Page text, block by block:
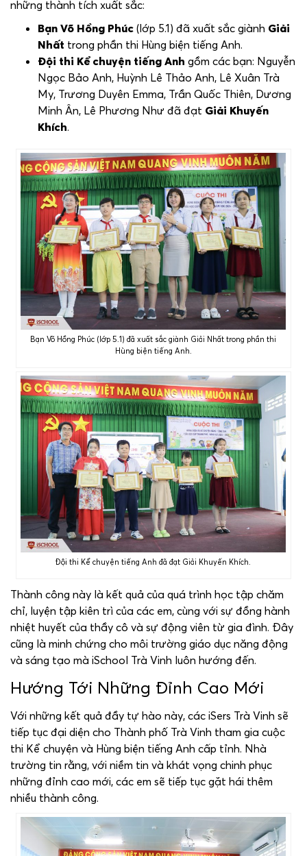
những thành tích xuất sắc:
Bạn Võ Hồng Phúc (lớp 5.1) đã xuất sắc giành Giải
Nhất trong phần thi Hùng biện tiếng Anh.
Đội thi Kể chuyện tiếng Anh gồm các bạn: Nguyễn
Ngọc Bảo Anh, Huỳnh Lê Thảo Anh, Lê Xuân Trà
My, Trương Duyên Emma, Trần Quốc Thiên, Dương
Minh Ân, Lê Phương Như đã đạt Giải Khuyến
Khích.
Bạn Võ Hồng Phúc (lớp 5.1) đã xuất sắc giành Giải Nhất trong phần thi
Hùng biện tiếng Anh.
Đội thi Kể chuyện tiếng Anh đã đạt Giải Khuyến Khích.
Thành công này là kết quả của quá trình học tập chăm
chỉ, luyện tập kiên trì của các em, cùng với sự đồng hành
nhiệt huyết của thầy cô và sự động viên từ gia đình. Đây
cũng là minh chứng cho môi trường giáo dục năng động
và sáng tạo mà iSchool Trà Vinh luôn hướng đến.
Hướng Tới Những Đỉnh Cao Mới
Với những kết quả đầy tự hào này, các iSers Trà Vinh sẽ
tiếp tục đại diện cho Thành phố Trà Vinh tham gia cuộc
thi Kể chuyện và Hùng biện tiếng Anh cấp tỉnh. Nhà
trường tin rằng, với niềm tin và khát vọng chinh phục
những đỉnh cao mới, các em sẽ tiếp tục gặt hái thêm
nhiều thành công.